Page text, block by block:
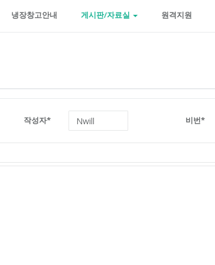
냉장창고안내 게시판/자료실 원격지원
작성자* 비번*